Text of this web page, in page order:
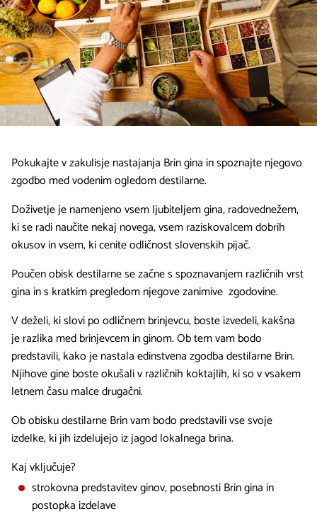
Pokukajte v zakulisje nastajanja Brin gina in spoznajte njegovo
zgodbo med vodenim ogledom destilarne.
Doživetje je namenjeno vsem ljubiteljem gina, radovednežem,
ki se radi naučite nekaj novega, vsem raziskovalcem dobrih
okusov in vsem, ki cenite odličnost slovenskih pijač.
Poučen obisk destilarne se začne s spoznavanjem različnih vrst
gina in s kratkim pregledom njegove zanimive zgodovine.
V deželi, ki slovi po odličnem brinjevcu, boste izvedeli, kakšna
je razlika med brinjevcem in ginom. Ob tem vam bodo
predstavili, kako je nastala edinstvena zgodba destilarne Brin.
Njihove gine boste okušali v različnih koktajlih, ki so v vsakem
letnem času malce drugačni.
Ob obisku destilarne Brin vam bodo predstavili vse svoje
izdelke, ki jih izdelujejo iz jagod lokalnega brina.
Kaj vključuje?
strokovna predstavitev ginov, posebnosti Brin gina in
postopka izdelave